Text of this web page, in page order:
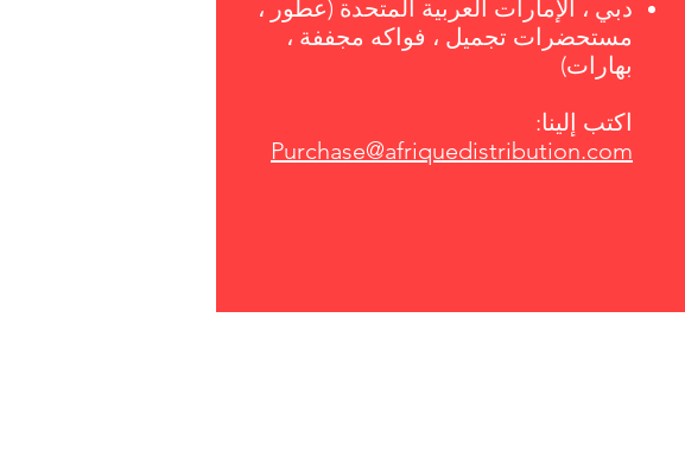
دبي ، الإمارات العربية المتحدة (عطور ،
مستحضرات تجميل ، فواكه مجففة ،
بهارات)
اكتب إلينا:
Purchase@afriquedistribution.com